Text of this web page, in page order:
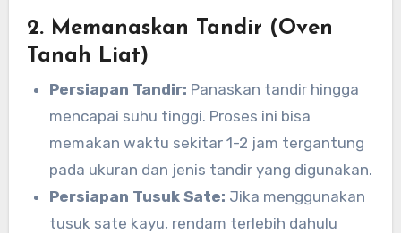
2. Memanaskan Tandir (Oven
Tanah Liat)
Persiapan Tandir: Panaskan tandir hingga
mencapai suhu tinggi. Proses ini bisa
memakan waktu sekitar 1-2 jam tergantung
pada ukuran dan jenis tandir yang digunakan.
Persiapan Tusuk Sate: Jika menggunakan
tusuk sate kayu, rendam terlebih dahulu